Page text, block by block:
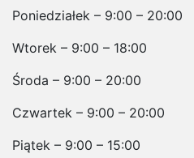
Poniedziałek – 9:00 – 20:00
Wtorek – 9:00 – 18:00
Środa – 9:00 – 20:00
Czwartek – 9:00 – 20:00
Piątek – 9:00 – 15:00